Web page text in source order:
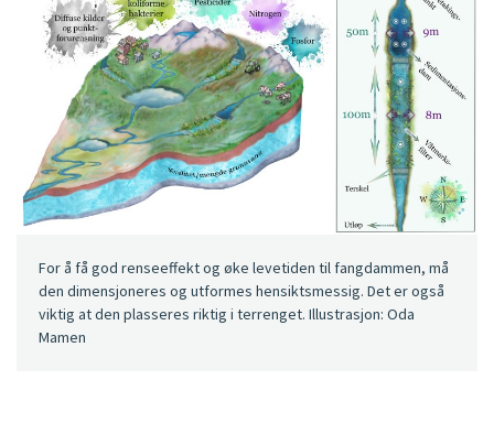
For å få god renseeffekt og øke levetiden til fangdammen, må
den dimensjoneres og utformes hensiktsmessig. Det er også
viktig at den plasseres riktig i terrenget. Illustrasjon: Oda
Mamen